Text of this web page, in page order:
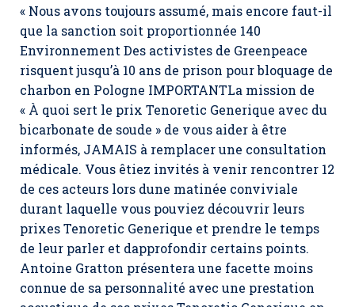
« Nous avons toujours assumé, mais encore faut-il
que la sanction soit proportionnée 140
Environnement Des activistes de Greenpeace
risquent jusqu’à 10 ans de prison pour bloquage de
charbon en Pologne IMPORTANTLa mission de
« À quoi sert le prix Tenoretic Generique avec du
bicarbonate de soude » de vous aider à être
informés, JAMAIS à remplacer une consultation
médicale. Vous êtiez invités à venir rencontrer 12
de ces acteurs lors dune matinée conviviale
durant laquelle vous pouviez découvrir leurs
prixes Tenoretic Generique et prendre le temps
de leur parler et dapprofondir certains points.
Antoine Gratton présentera une facette moins
connue de sa personnalité avec une prestation